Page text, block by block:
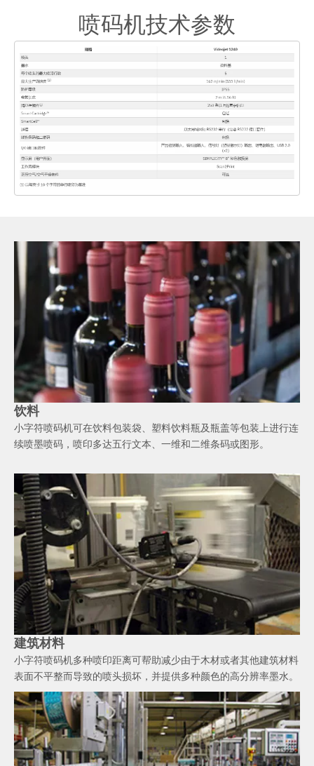
喷码机技术参数
饮料
小字符喷码机可在饮料包装袋、塑料饮料瓶及瓶盖等包装上进行连
续喷墨喷码，喷印多达五行文本、一维和二维条码或图形。
建筑材料
小字符喷码机多种喷印距离可帮助减少由于木材或者其他建筑材料
表面不平整而导致的喷头损坏，并提供多种颜色的高分辨率墨水。